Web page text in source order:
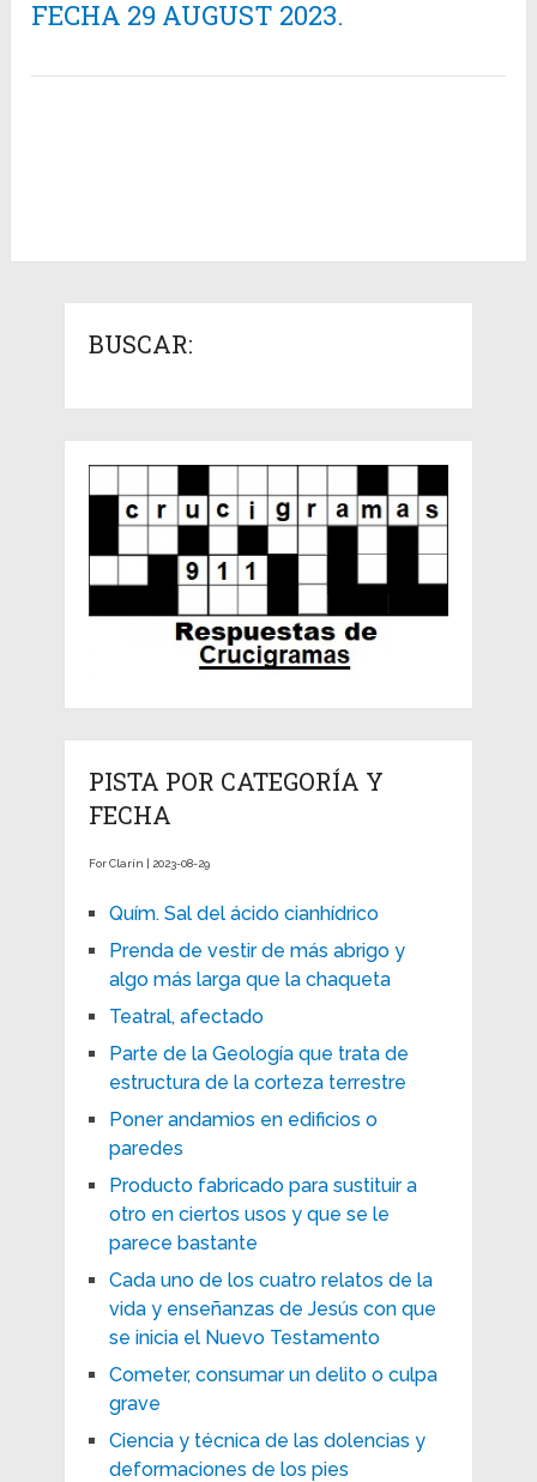
FECHA 29 AUGUST 2023.
BUSCAR:
PISTA POR CATEGORÍA Y
FECHA
For Clarín | 2023-08-29
Quím. Sal del ácido cianhídrico
Prenda de vestir de más abrigo y
algo más larga que la chaqueta
Teatral, afectado
Parte de la Geología que trata de
estructura de la corteza terrestre
Poner andamios en edificios o
paredes
Producto fabricado para sustituir a
otro en ciertos usos y que se le
parece bastante
Cada uno de los cuatro relatos de la
vida y enseñanzas de Jesús con que
se inicia el Nuevo Testamento
Cometer, consumar un delito o culpa
grave
Ciencia y técnica de las dolencias y
deformaciones de los pies